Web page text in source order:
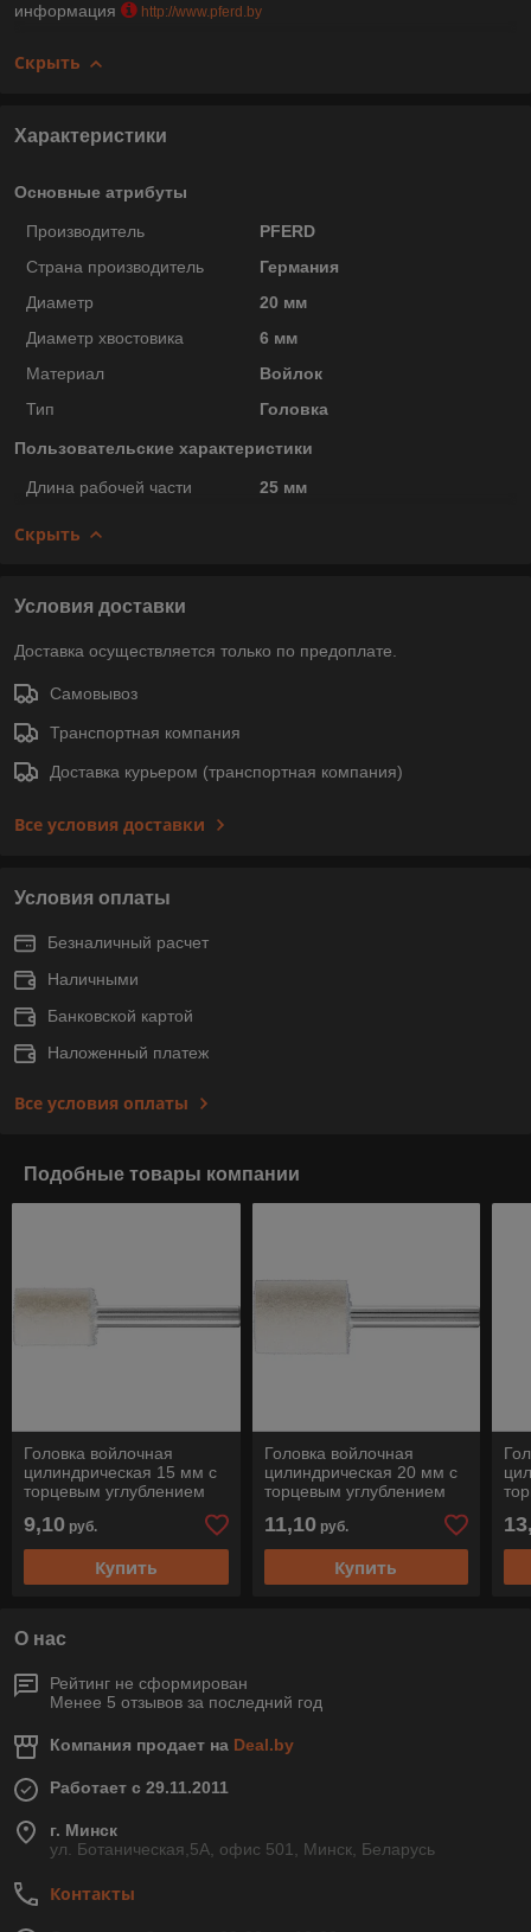
информация
http://www.pferd.by
Скрыть
Характеристики
Основные атрибуты
Производитель
PFERD
Страна производитель
Германия
Диаметр
20 мм
Диаметр хвостовика
6 мм
Материал
Войлок
Тип
Головка
Пользовательские характеристики
Длина рабочей части 25 мм
Скрыть
Условия доставки
Доставка осуществляется только по предоплате.
Самовывоз
Транспортная компания
Доставка курьером (транспортная компания)
Все условия доставки
Условия оплаты
Безналичный расчет
Наличными
Банковской картой
Наложенный платеж
Все условия оплаты
Подобные товары компании
Головка войлочная
цилиндрическая 15 мм с
торцевым углублением
(твердая) FK ZYA 1520/6
Н ST-BO
9,10 руб.
Купить
Головка войлочная
цилиндрическая 20 мм с
торцевым углублением
(твердая) FK ZYA 2025/6
Н ST-BO
11,10 руб.
Купить
Н
О нас
Рейтинг не сформирован
Менее 5 отзывов за последний год
Компания продает на Deal.by
Работает с 29.11.2011
г. Минск
ул. Ботаническая,5А, офис 501, Минск, Беларусь
Контакты